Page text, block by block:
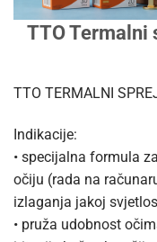
TTO Termalni
TTO TERMALNI
Indikacije:
• specijalna formula
očiju (rada na
izlaganja jakoj
• pruža udobnost